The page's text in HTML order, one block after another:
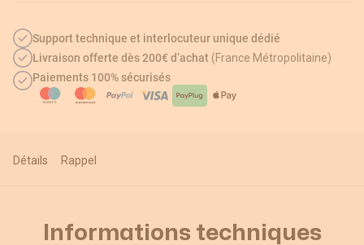
Support technique et interlocuteur unique dédié
Livraison offerte dès 200€ d’achat (France Métropolitaine)
Paiements 100% sécurisés
Détails Rappel
Informations techniques